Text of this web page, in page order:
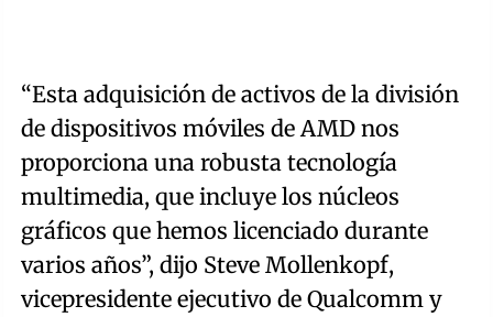
“Esta adquisición de activos de la división
de dispositivos móviles de AMD nos
proporciona una robusta tecnología
multimedia, que incluye los núcleos
gráficos que hemos licenciado durante
varios años”, dijo Steve Mollenkopf,
vicepresidente ejecutivo de Qualcomm y